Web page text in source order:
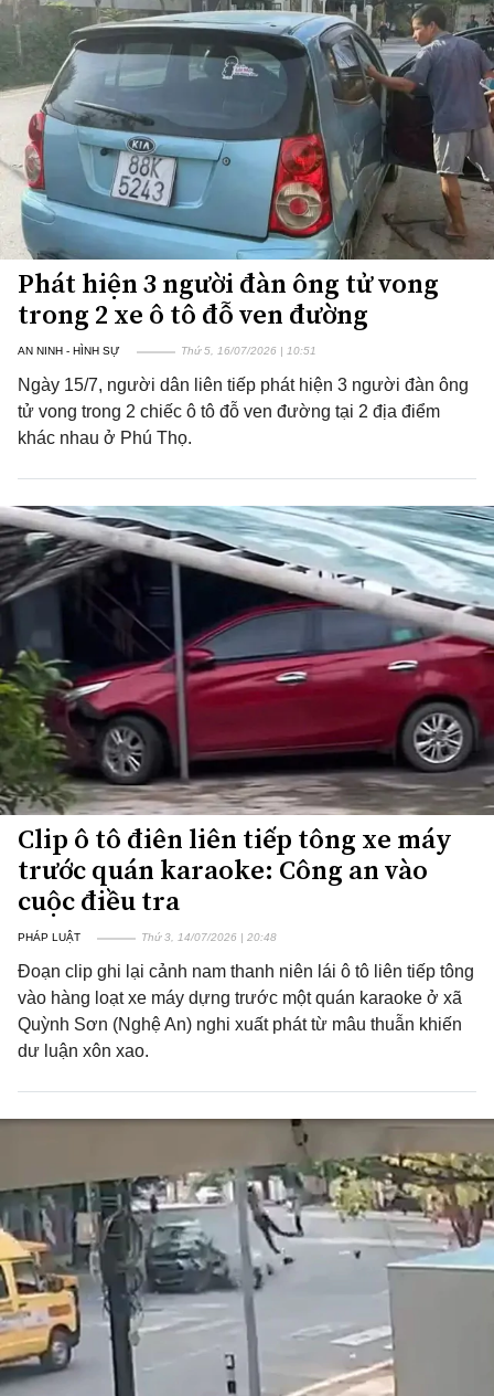
Phát hiện 3 người đàn ông tử vong
trong 2 xe ô tô đỗ ven đường
AN NINH - HÌNH SỰ Thứ 5, 16/07/2026 | 10:51
Ngày 15/7, người dân liên tiếp phát hiện 3 người đàn ông
tử vong trong 2 chiếc ô tô đỗ ven đường tại 2 địa điểm
khác nhau ở Phú Thọ.
Clip ô tô điên liên tiếp tông xe máy
trước quán karaoke: Công an vào
cuộc điều tra
PHÁP LUẬT Thứ 3, 14/07/2026 | 20:48
Đoạn clip ghi lại cảnh nam thanh niên lái ô tô liên tiếp tông
vào hàng loạt xe máy dựng trước một quán karaoke ở xã
Quỳnh Sơn (Nghệ An) nghi xuất phát từ mâu thuẫn khiến
dư luận xôn xao.